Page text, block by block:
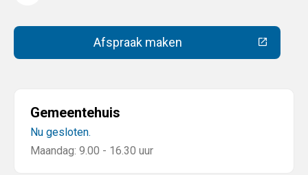
Afspraak maken(Deze link gaat naar een
Gemeentehuis
Nu gesloten.
Maandag: 9.00 - 16.30 uur